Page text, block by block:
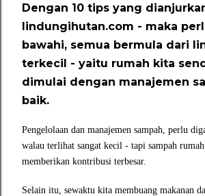
Dengan 10 tips yang
lindungihutan.com - maka
bawahi, semua bermula dari
terkecil - yaitu rumah kita
dimulai dengan manajemen
baik.
Pengelolaan dan manajemen sampah, perlu
walau terlihat sangat kecil - tapi sampah
memberikan kontribusi terbesar.
Selain itu, sewaktu kita membuang makanan